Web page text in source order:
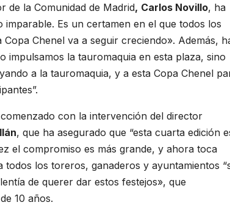
de la Comunidad de Madrid, Carlos Novillo, ha
Es un certamen en el que todos los
Chenel va a seguir creciendo». Además,
impulsamos la tauromaquia en esta plaza, sino
a la tauromaquia, y a esta Copa Chenel
con la intervención del director
, que ha asegurado que “esta cuarta edición
el compromiso es más grande, y ahora toca
los toreros, ganaderos y ayuntamientos
de querer dar estos festejos», que
10 años.